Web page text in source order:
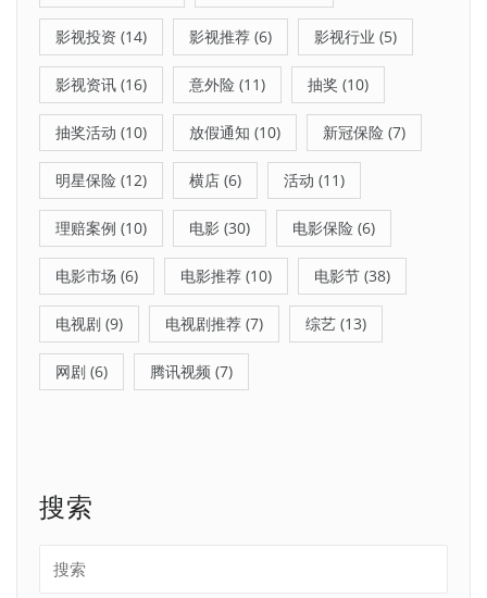
影视投资 (14) 影视推荐 (6) 影视行业 (5)
影视资讯 (16) 意外险 (11) 抽奖 (10)
抽奖活动 (10) 放假通知 (10) 新冠保险 (7)
明星保险 (12) 横店 (6) 活动 (11)
理赔案例 (10) 电影 (30) 电影保险 (6)
电影市场 (6) 电影推荐 (10) 电影节 (38)
电视剧 (9) 电视剧推荐 (7) 综艺 (13)
网剧 (6) 腾讯视频 (7)
搜索